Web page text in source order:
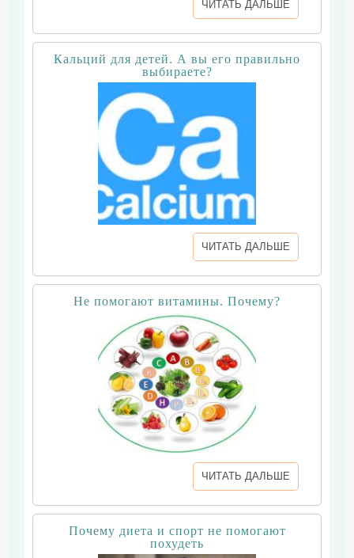
ЧИТАТЬ ДАЛЬШЕ
Кальций для детей. А вы его правильно
выбираете?
ЧИТАТЬ ДАЛЬШЕ
Не помогают витамины. Почему?
ЧИТАТЬ ДАЛЬШЕ
Почему диета и спорт не помогают
похудеть